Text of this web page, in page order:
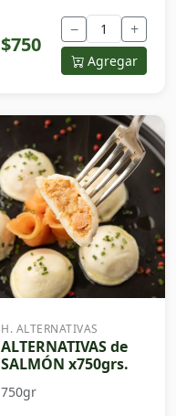
$750
− +
Agregar
H. ALTERNATIVAS
ALTERNATIVAS de
SALMÓN x750grs.
750gr